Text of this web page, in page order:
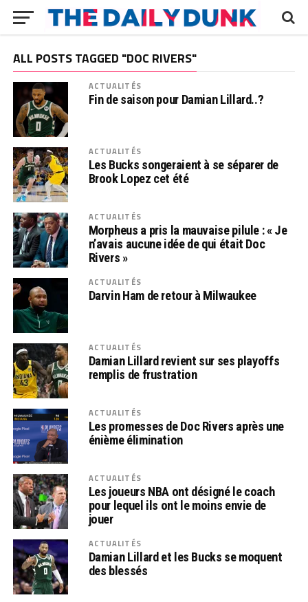
ALL POSTS TAGGED "DOC RIVERS"
ACTUALITÉS
Fin de saison pour Damian Lillard..?
ACTUALITÉS
Les Bucks songeraient à se séparer de
Brook Lopez cet été
ACTUALITÉS
Morpheus a pris la mauvaise pilule : « Je
n’avais aucune idée de qui était Doc
Rivers »
ACTUALITÉS
Darvin Ham de retour à Milwaukee
ACTUALITÉS
Damian Lillard revient sur ses playoffs
remplis de frustration
ACTUALITÉS
Les promesses de Doc Rivers après une
énième élimination
ACTUALITÉS
Les joueurs NBA ont désigné le coach
pour lequel ils ont le moins envie de
jouer
ACTUALITÉS
Damian Lillard et les Bucks se moquent
des blessés